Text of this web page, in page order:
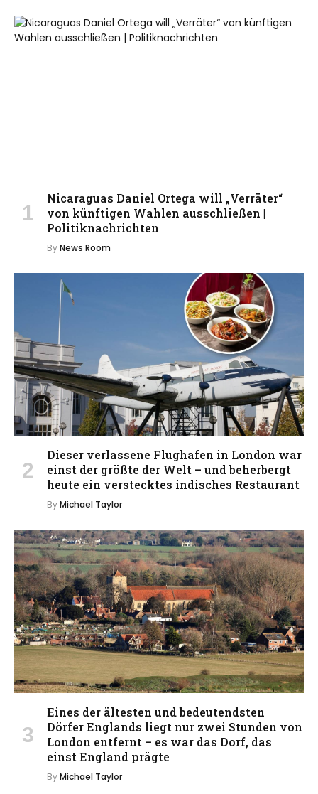
Nicaraguas Daniel Ortega will „Verräter“
von künftigen Wahlen ausschließen |
Politiknachrichten
ByNews Room
Dieser verlassene Flughafen in London war
einst der größte der Welt – und beherbergt
heute ein verstecktes indisches Restaurant
ByMichael Taylor
Eines der ältesten und bedeutendsten
Dörfer Englands liegt nur zwei Stunden von
London entfernt – es war das Dorf, das
einst England prägte
ByMichael Taylor